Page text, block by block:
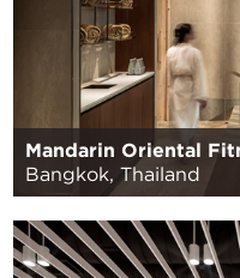
Mandarin Oriental
Bangkok, Thailand